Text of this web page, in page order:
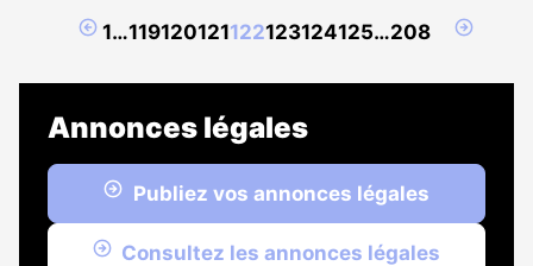
réservé
abonnés
Page
1…119120121122123124125…208
Page
Annonces légales
Publiez vos annonces légales
Consultez les annonces légales